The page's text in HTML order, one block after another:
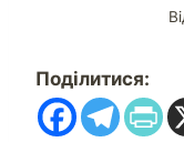
Поділитися: